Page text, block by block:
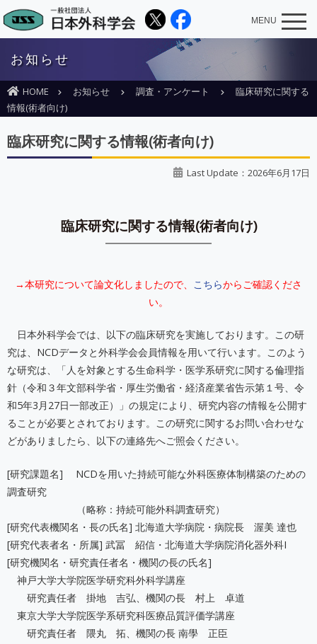
MENU
お知らせ
HOME お知らせ 調査・アンケート
臨床研究に関する
情報(術者向け)
臨床研究に関する情報(術者向け)
Last Update：2026年6月17日
臨床研究に関する情報(術者向け)
→本研究について論文化しましたので、 こちらからご確認くださ
い。
日本外科学会では、以下の臨床研究を実施しております。この研
究は、NCDデータと外科学会会員情報を用いて行います。このよう
な研究は、「人を対象とする生命科学・医学系研究に関する倫理指
針（令和３年文部科学省・厚生労働省・経済産業省告示第１号、令
和5年3月27日一部改正）」の規定により、研究内容の情報を公開す
ることが必要とされております。この研究に関するお問い合わせな
どがありましたら、以下の連絡先へご照会ください。
[研究課題名] NCDを用いた持続可能な外科医療体制構築のための
調査研究
（略称：持続可能外科調査研究）
[研究代表機関名・長の氏名] 北海道大学病院・病院長 渥美 達也
[研究代表者名・所属] 武冨 紹信・北海道大学病院消化器外科I
[研究機関名・研究責任者名・機関の長の氏名]
神戸大学大学院医学研究科外科学講座
研究責任者 掛地 吉弘、機関の長 村上 卓道
東京大学大学院医学系研究科医療品質評価学講座
研究責任者 隈丸 拓、機関の長 南學 正臣